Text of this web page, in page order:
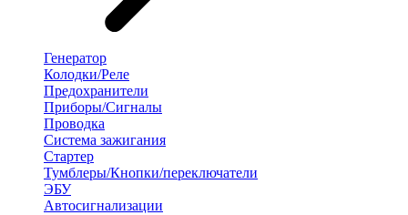
Генератор
Колодки/Реле
Предохранители
Приборы/Сигналы
Проводка
Система зажигания
Стартер
Тумблеры/Кнопки/переключатели
ЭБУ
Автосигнализации